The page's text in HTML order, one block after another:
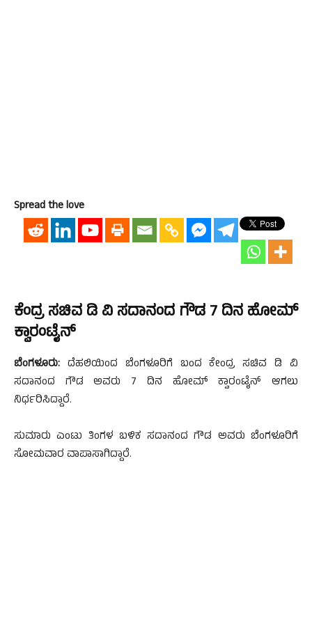
Spread the love
ಕೆಂದ್ರ ಸಚಿವ ಡಿ ವಿ ಸದಾನಂದ ಗೌಡ 7 ದಿನ ಹೋಮ್
ಕ್ವಾರಂಟೈನ್
ಬೆಂಗಳೂರು: ದೆಹಲಿಯಿಂದ ಬೆಂಗಳೂರಿಗೆ ಬಂದ ಕೇಂದ್ರ ಸಚಿವ ಡಿ ವಿ
ಸದಾನಂದ ಗೌಡ ಅವರು 7 ದಿನ ಹೋಮ್ ಕ್ವಾರಂಟೈನ್ ಆಗಲು
ನಿರ್ಧರಿಸಿದ್ದಾರೆ.
ಸುಮಾರು ಎಂಟು ತಿಂಗಳ ಬಳಿಕ ಸದಾನಂದ ಗೌಡ ಅವರು ಬೆಂಗಳೂರಿಗೆ
ಸೋಮವಾರ ವಾಪಾಸಾಗಿದ್ದಾರೆ.